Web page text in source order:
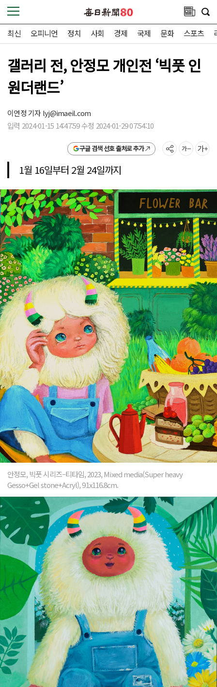
최신 오피니언 정치 사회 경제 국제 문화 스포츠
갤러리 전, 안정모 개인전 ‘빅풋 인
원더랜드’
이연정 기자lyj@imaeil.com
입력 2024-01-15 14:47:59 수정 2024-01-29 07:54:10
구글 검색 선호 출처로 추가
1월 16일부터 2월 24일까지
안정모, 빅풋 시리즈–티타임, 2023, Mixed media(Super heavy
Gesso+Gel stone+Acryl), 91x116.8cm.